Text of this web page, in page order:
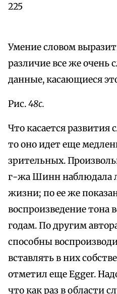
225
Умение словом
различие все же очень
данные, касающиеся
Рис.48с.
Что касается развития
то оно идет еще
зрительных.
г-жа Шинн наблюдала
жизни; по ее же
воспроизведение
годам. По другим
способны
вставлять в них
отметил еще Egger.
что как раз в области